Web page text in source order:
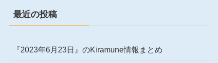
最近の投稿
『2023年6月23日』のKiramune情報まとめ